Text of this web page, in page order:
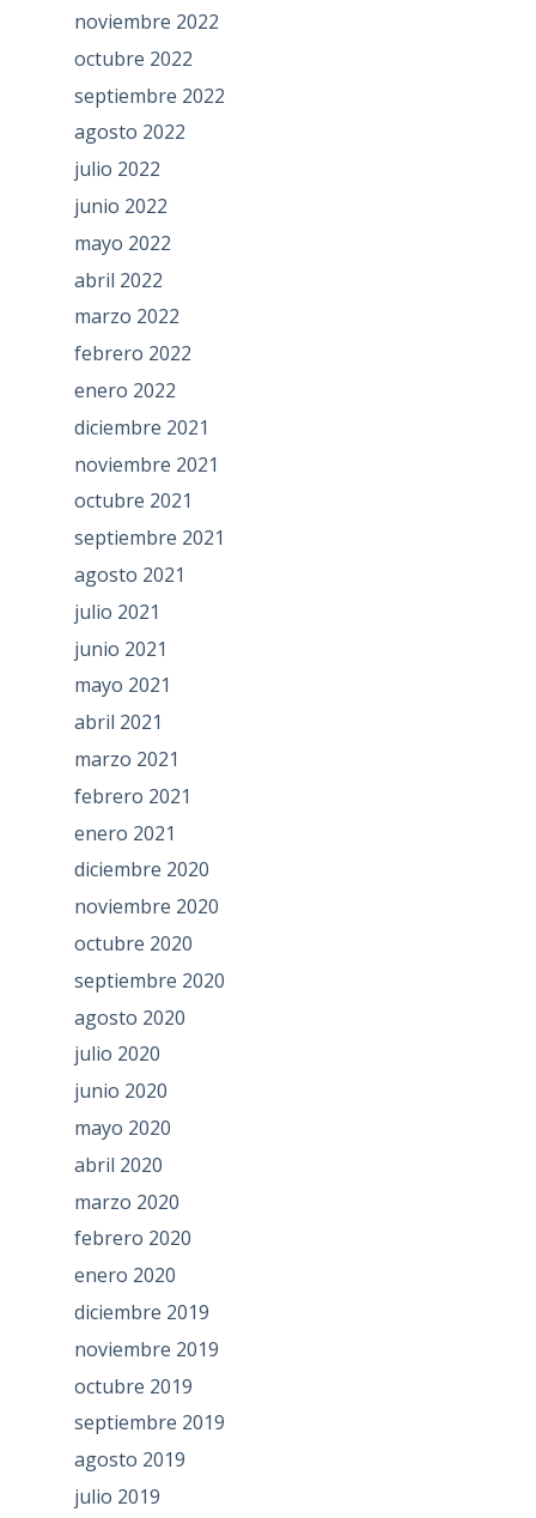
noviembre 2022
octubre 2022
septiembre 2022
agosto 2022
julio 2022
junio 2022
mayo 2022
abril 2022
marzo 2022
febrero 2022
enero 2022
diciembre 2021
noviembre 2021
octubre 2021
septiembre 2021
agosto 2021
julio 2021
junio 2021
mayo 2021
abril 2021
marzo 2021
febrero 2021
enero 2021
diciembre 2020
noviembre 2020
octubre 2020
septiembre 2020
agosto 2020
julio 2020
junio 2020
mayo 2020
abril 2020
marzo 2020
febrero 2020
enero 2020
diciembre 2019
noviembre 2019
octubre 2019
septiembre 2019
agosto 2019
julio 2019